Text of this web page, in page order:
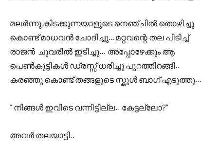
മലർന്നു കിടക്കുന്നയാളുടെ നെഞ്ചിൽ തൊഴിച്ചു
കൊണ്ട് മാധവൻ ചോദിച്ചു…മറ്റവന്റെ തല പിടിച്ച്
രാജൻ ചുവരിൽ ഇടിച്ചു… അപ്പോഴേക്കും ആ
പെൺകുട്ടികൾ ഡ്രസ്സ്‌ ധരിച്ചു പുറത്തിറങ്ങി..
കരഞ്ഞു കൊണ്ട് തങ്ങളുടെ സ്കൂൾ ബാഗ് എടുത്തു…
” നിങ്ങൾ ഇവിടെ വന്നിട്ടില്ല.. കേട്ടല്ലോ?”
അവർ തലയാട്ടി..